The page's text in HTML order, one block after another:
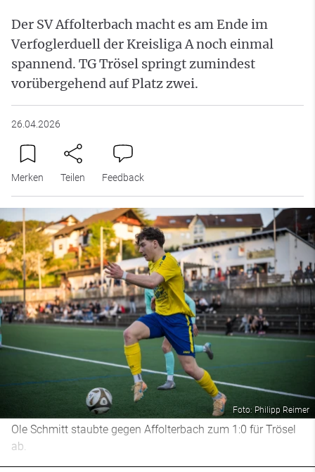
Der SV Affolterbach macht es am Ende im
Verfoglerduell der Kreisliga A noch einmal
spannend. TG Trösel springt zumindest
vorübergehend auf Platz zwei.
26.04.2026
Merken Teilen Feedback
Foto: Philipp Reimer
Ole Schmitt staubte gegen Affolterbach zum 1:0 für Trösel
ab.